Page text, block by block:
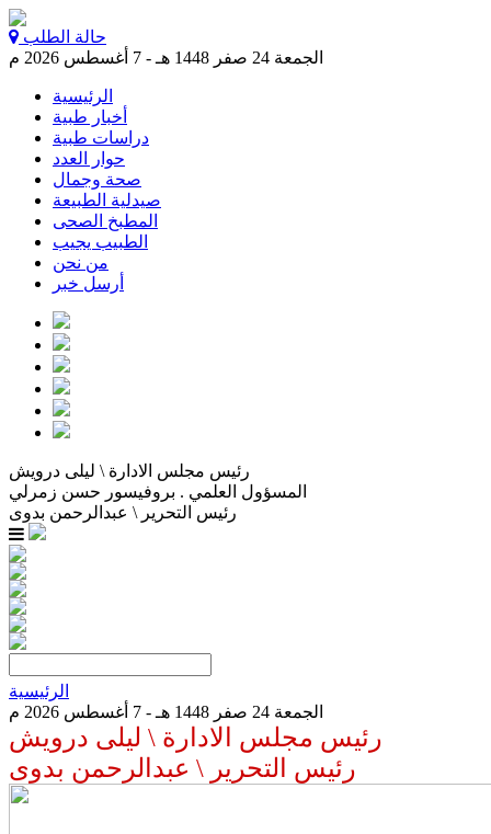
حالة الطلب
الجمعة 24 صفر 1448 هـ - 7 أغسطس 2026 م
الرئيسية
أخبار طبية
دراسات طبية
حوار العدد
صحة وجمال
صيدلية الطبيعة
المطبخ الصحى
الطبيب يجيب
من نحن
أرسل خبر
رئيس مجلس الادارة \ ليلى درويش
المسؤول العلمي . بروفيسور حسن زمرلي
رئيس التحرير \ عبدالرحمن بدوى
الرئيسية
الجمعة 24 صفر 1448 هـ - 7 أغسطس 2026 م
رئيس مجلس الادارة \ ليلى درويش
رئيس التحرير \ عبدالرحمن بدوى